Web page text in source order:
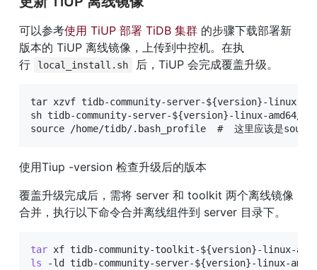
可以参考使用 TiUP 部署 TiDB 集群 的步骤下载部署新
版本的 TiUP 离线镜像，上传到中控机。在执
行
local_install.sh 后，TiUP 会完成覆盖升级。
tar xzvf tidb-community-server-${version}-linux-
sh tidb-community-server-${version}-linux-amd64/
source /home/tidb/.bash_profile  #  这里应该是
使用Tiup -version 检查升级后的版本
覆盖升级完成后，需将 server 和 toolkit 两个离线镜像
合并，执行以下命令合并离线组件到 server 目录下。
tar xf tidb-community-toolkit-${version}
ls -ld tidb-community-server-${version}-linux-